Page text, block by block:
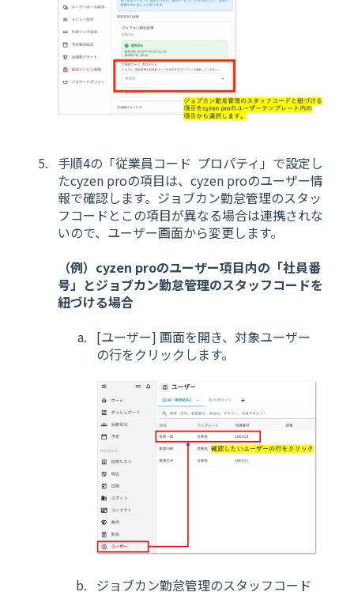
手順4の「従業員コード プロパティ」で設定し
たcyzen proの項目は、cyzen proのユーザー情
報で確認します。ジョブカン勤怠管理のスタッ
フコードとこの項目が異なる場合は連携されな
いので、ユーザー画面から変更します。
（例）cyzen proのユーザー項目内の「社員番
号」とジョブカン勤怠管理のスタッフコードを
紐づける場合
[ユーザー] 画面を開き、対象ユーザー
の行をクリックします。
ジョブカン勤怠管理のスタッフコード